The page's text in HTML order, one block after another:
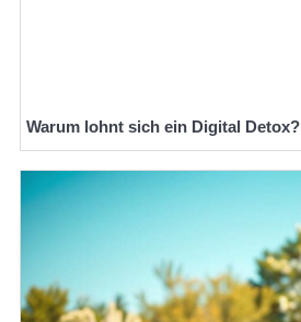
Warum lohnt sich ein Digital Detox?